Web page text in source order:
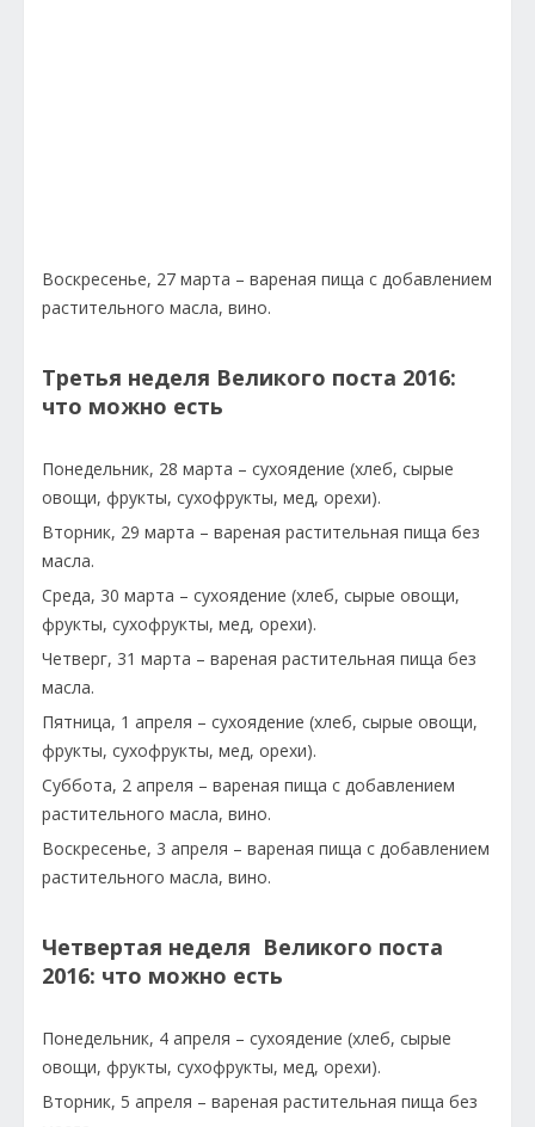
Воскресенье, 27 марта – вареная пища с добавлением
растительного масла, вино.
Третья неделя Великого поста 2016:
что можно есть
Понедельник, 28 марта – сухоядение (хлеб, сырые
овощи, фрукты, сухофрукты, мед, орехи).
Вторник, 29 марта – вареная растительная пища без
масла.
Среда, 30 марта – сухоядение (хлеб, сырые овощи,
фрукты, сухофрукты, мед, орехи).
Четверг, 31 марта – вареная растительная пища без
масла.
Пятница, 1 апреля – сухоядение (хлеб, сырые овощи,
фрукты, сухофрукты, мед, орехи).
Суббота, 2 апреля – вареная пища с добавлением
растительного масла, вино.
Воскресенье, 3 апреля – вареная пища с добавлением
растительного масла, вино.
Четвертая неделя Великого поста
2016: что можно есть
Понедельник, 4 апреля – сухоядение (хлеб, сырые
овощи, фрукты, сухофрукты, мед, орехи).
Вторник, 5 апреля – вареная растительная пища без